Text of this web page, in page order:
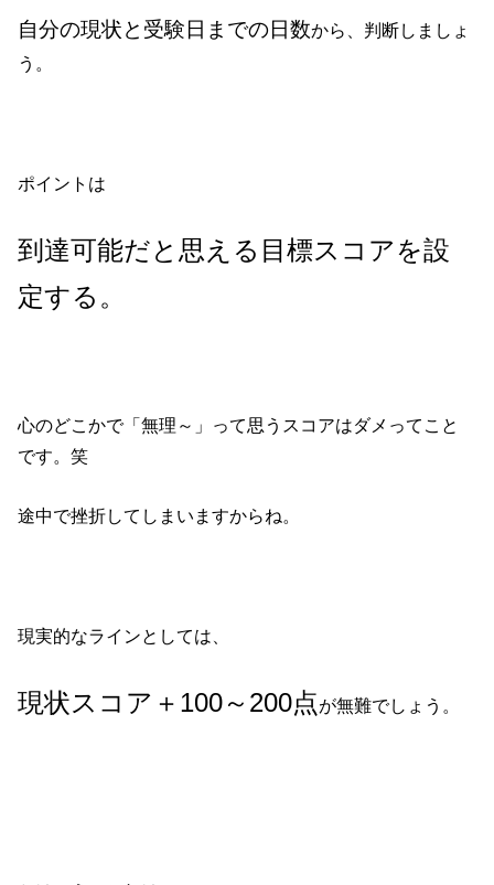
自分の現状と受験日までの日数から、判断しましょ
う。
ポイントは
到達可能だと思える目標スコアを設
定する。
心のどこかで「無理～」って思うスコアはダメってこと
です。笑
途中で挫折してしまいますからね。
現実的なラインとしては、
現状スコア＋100～200点が無難でしょう。